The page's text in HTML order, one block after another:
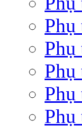
Phụ
Phụ
Phụ
Phụ